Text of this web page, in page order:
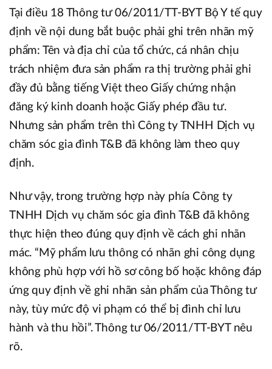
Tại điều 18 Thông tư 06/2011/TT-BYT Bộ Y tế quy
định về nội dung bắt buộc phải ghi trên nhãn mỹ
phẩm: Tên và địa chỉ của tổ chức, cá nhân chịu
trách nhiệm đưa sản phẩm ra thị trường phải ghi
đầy đủ bằng tiếng Việt theo Giấy chứng nhận
đăng ký kinh doanh hoặc Giấy phép đầu tư.
Nhưng sản phẩm trên thì Công ty TNHH Dịch vụ
chăm sóc gia đình T&B đã không làm theo quy
định.
Như vậy, trong trường hợp này phía Công ty
TNHH Dịch vụ chăm sóc gia đình T&B đã không
thực hiện theo đúng quy định về cách ghi nhãn
mác. “Mỹ phẩm l­ưu thông có nhãn ghi công dụng
không phù hợp với hồ sơ công bố hoặc không đáp
ứng quy định về ghi nhãn sản phẩm của Thông t­ư
này, tùy mức độ vi phạm có thể bị đình chỉ lưu
hành và thu hồi”. Thông tư 06/2011/TT-BYT nêu
rõ.